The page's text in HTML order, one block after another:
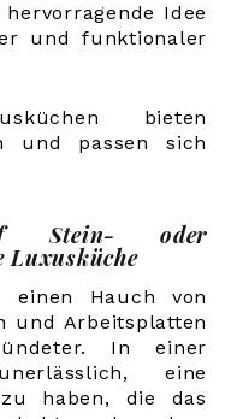
Idee
und funktionaler
bieten
und passen sich
Stein- oder
einen Hauch von
und Arbeitsplatten
In einer
eine
haben, die das